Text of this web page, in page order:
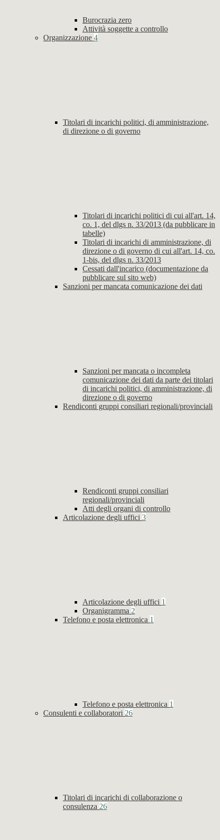
Burocrazia zero
Attività soggette a controllo
Organizzazione 4
Titolari di incarichi politici, di amministrazione,
di direzione o di governo
Titolari di incarichi politici di cui all'art. 14,
co. 1, del dlgs n. 33/2013 (da pubblicare in
tabelle)
Titolari di incarichi di amministrazione, di
direzione o di governo di cui all'art. 14, co.
1-bis, del dlgs n. 33/2013
Cessati dall'incarico (documentazione da
pubblicare sul sito web)
Sanzioni per mancata comunicazione dei dati
Sanzioni per mancata o incompleta
comunicazione dei dati da parte dei titolari
di incarichi politici, di amministrazione, di
direzione o di governo
Rendiconti gruppi consiliari regionali/provinciali
Rendiconti gruppi consiliari
regionali/provinciali
Atti degli organi di controllo
Articolazione degli uffici 3
Articolazione degli uffici 1
Organigramma 2
Telefono e posta elettronica 1
Telefono e posta elettronica 1
Consulenti e collaboratori 26
Titolari di incarichi di collaborazione o
consulenza 26